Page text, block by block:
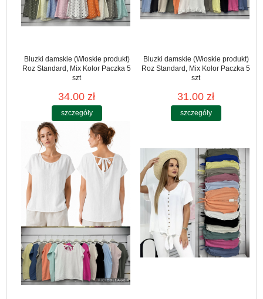
Bluzki damskie (Włoskie produkt)
Roz Standard, Mix Kolor Paczka 5
szt
34.00 zł
szczegóły
Bluzki damskie (Włoskie produkt)
Roz Standard, Mix Kolor Paczka 5
szt
31.00 zł
szczegóły